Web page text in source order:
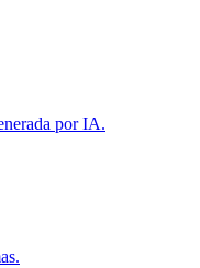
por IA.